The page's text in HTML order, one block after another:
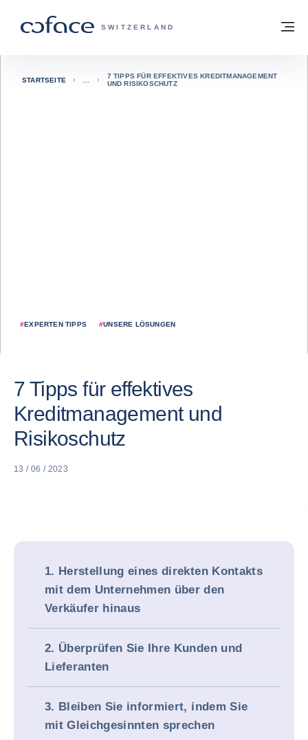
COFACE FOR TRADE - WEBSEITE DER
SWITZERLAND
Zurück zur Startseite
#EXPERTEN TIPPS #UNSERE LÖSUNGEN
STARTSEITE
7 TIPPS FÜR EFFEKTIVES KREDITMANAGEMENT
UND RISIKOSCHUTZ
7 Tipps für effektives
Kreditmanagement und
Risikoschutz
13 / 06 / 2023
1. Herstellung eines direkten Kontakts
mit dem Unternehmen über den
Verkäufer hinaus
2. Überprüfen Sie Ihre Kunden und
Lieferanten
3. Bleiben Sie informiert, indem Sie
mit Gleichgesinnten sprechen